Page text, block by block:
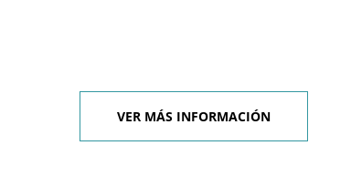
VER MÁS INFORMACIÓN